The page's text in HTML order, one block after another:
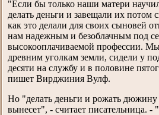
"Если бы только наши матери
делать деньги и завещали их потом
как это делали для своих сыновей
нам надежным и безоблачным под
высокооплачиваемой профессии.
древним уголкам земли, сидели у
десяти на службу и в половине
пишет Вирджиния Вулф.
Но "делать деньги и рожать дюжину
вынесет", - считает писательница.